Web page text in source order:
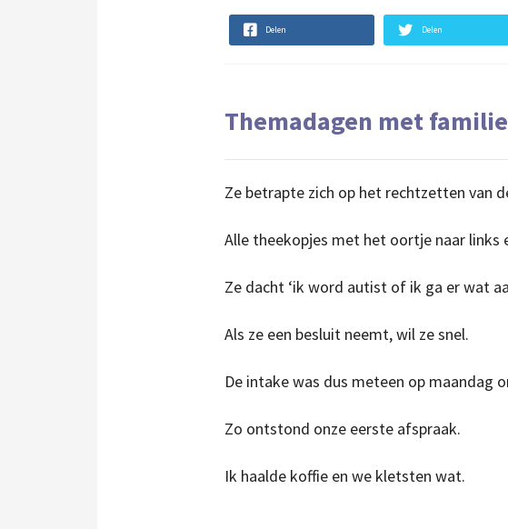
Delen Delen
Themadagen met
Ze betrapte zich op het rechtzetten van
Alle theekopjes met het oortje naar
Ze dacht ‘ik word autist of ik ga er wat
Als ze een besluit neemt, wil ze snel.
De intake was dus meteen op maandag
Zo ontstond onze eerste afspraak.
Ik haalde koffie en we kletsten wat.